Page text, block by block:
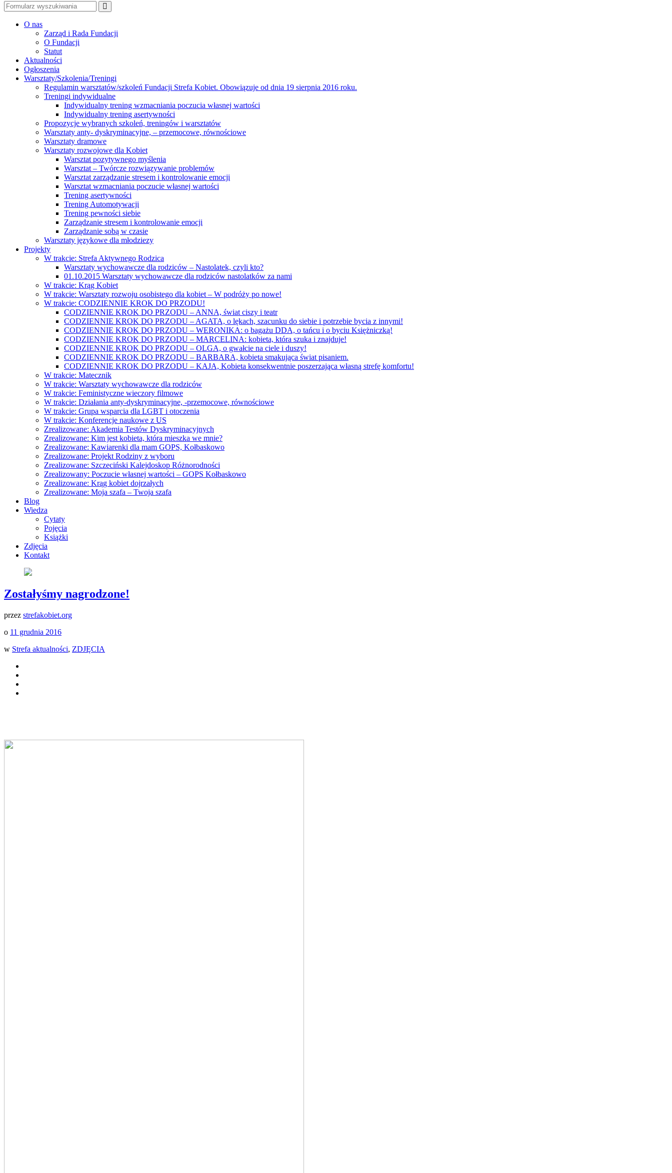
O nas
Zarząd i Rada Fundacji
O Fundacji
Statut
Aktualności
Ogłoszenia
Warsztaty/Szkolenia/Treningi
Regulamin warsztatów/szkoleń Fundacji Strefa Kobiet. Obowiązuje od dnia 19 sierpnia 2016 roku.
Treningi indywidualne
Indywidualny trening wzmacniania poczucia własnej wartości
Indywidualny trening asertywności
Propozycje wybranych szkoleń, treningów i warsztatów
Warsztaty anty- dyskryminacyjne, – przemocowe, równościowe
Warsztaty dramowe
Warsztaty rozwojowe dla Kobiet
Warsztat pozytywnego myślenia
Warsztat – Twórcze rozwiązywanie problemów
Warsztat zarządzanie stresem i kontrolowanie emocji
Warsztat wzmacniania poczucie własnej wartości
Trening asertywności
Trening Automotywacji
Trening pewności siebie
Zarządzanie stresem i kontrolowanie emocji
Zarządzanie sobą w czasie
Warsztaty językowe dla młodziezy
Projekty
W trakcie: Strefa Aktywnego Rodzica
Warsztaty wychowawcze dla rodziców – Nastolatek, czyli kto?
01.10.2015 Warsztaty wychowawcze dla rodziców nastolatków za nami
W trakcie: Krąg Kobiet
W trakcie: Warsztaty rozwoju osobistego dla kobiet – W podróży po nowe!
W trakcie: CODZIENNIE KROK DO PRZODU!
CODZIENNIE KROK DO PRZODU – ANNA, świat ciszy i teatr
CODZIENNIE KROK DO PRZODU – AGATA, o lękach, szacunku do siebie i potrzebie bycia z innymi!
CODZIENNIE KROK DO PRZODU – WERONIKA: o bagażu DDA, o tańcu i o byciu Księżniczką!
CODZIENNIE KROK DO PRZODU – MARCELINA: kobieta, która szuka i znajduje!
CODZIENNIE KROK DO PRZODU – OLGA, o gwałcie na ciele i duszy!
CODZIENNIE KROK DO PRZODU – BARBARA, kobieta smakująca świat pisaniem.
CODZIENNIE KROK DO PRZODU – KAJA, Kobieta konsekwentnie poszerzająca własną strefę komfortu!
W trakcie: Matecznik
W trakcie: Warsztaty wychowawcze dla rodziców
W trakcie: Feministyczne wieczory filmowe
W trakcie: Działania anty-dyskryminacyjne, -przemocowe, równościowe
W trakcie: Grupa wsparcia dla LGBT i otoczenia
W trakcie: Konferencje naukowe z US
Zrealizowane: Akademia Testów Dyskryminacyjnych
Zrealizowane: Kim jest kobieta, która mieszka we mnie?
Zrealizowane: Kawiarenki dla mam GOPS, Kołbaskowo
Zrealizowane: Projekt Rodziny z wyboru
Zrealizowane: Szczeciński Kalejdoskop Różnorodności
Zrealizowany: Poczucie własnej wartości – GOPS Kołbaskowo
Zrealizowane: Krąg kobiet dojrzałych
Zrealizowane: Moja szafa – Twoja szafa
Blog
Wiedza
Cytaty
Pojęcia
Książki
Zdjęcia
Kontakt
Zostałyśmy nagrodzone!
przez strefakobiet.org
o 11 grudnia 2016
w Strefa aktualności, ZDJĘCIA